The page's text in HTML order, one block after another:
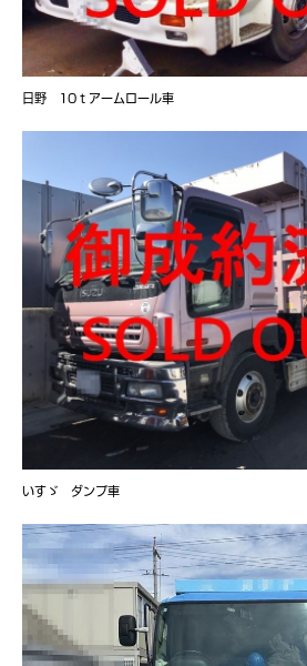
日野 10ｔアームロール車
いすゞ ダンプ車